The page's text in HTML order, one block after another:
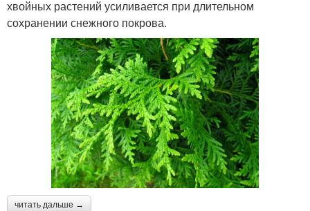
хвойных растений усиливается при длительном
сохранении снежного покрова.
читать дальше →